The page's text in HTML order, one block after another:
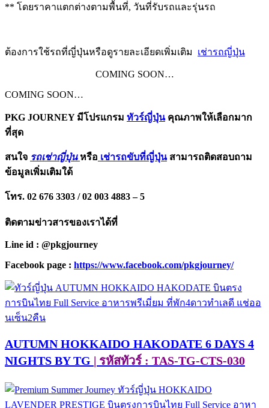
** โดยราคาแตกต่างตามพื้นที่, วันที่รับรถและรุ่นรถ
ต้องการใช้รถที่ญี่ปุ่นหรือดูรายละเอียดเพิ่มเติม เช่ารถญี่ปุ่น
COMING SOON…
COMING SOON…
PKG JOURNEY มีโปรแกรม ทัวร์ญี่ปุ่นคุณภาพให้เลือกมาก
ที่สุด
สนใจ รถเช่าญี่ปุ่น หรือ เช่ารถขับที่ญี่ปุ่นสามารถติดสอบถาม
ข้อมูลเพิ่มเติมใด้
โทร. 02 676 3303 / 02 003 4883 – 5
ติดตามข่าวสารของเราได้ที่
Line id : @pkgjourney
Facebook page : https://www.facebook.com/pkgjourney/
AUTUMN HOKKAIDO HAKODATE 6 DAYS 4
NIGHTS BY TG | รหัสทัวร์ : TAS-TG-CTS-030